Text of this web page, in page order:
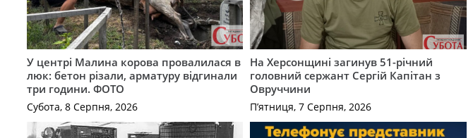
У центрі Малина корова провалилася в
люк: бетон різали, арматуру відгинали
три години. ФОТО
Субота, 8 Серпня, 2026
На Херсонщині загинув 51-річний
головний сержант Сергій Капітан з
Овруччини
П’ятниця, 7 Серпня, 2026